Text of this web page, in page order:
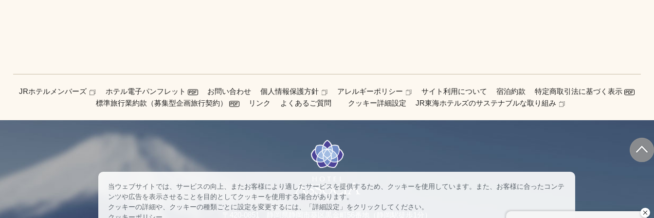
JRホテルメンバーズ ホテル電子パンフレット お問い合わせ 個人情報保護方針 アレルギーポリシー サイト利用について 宿泊約款
特定商取引法に基づく表示
標準旅行業約款（募集型企画旅行契約）
リンク よくあるご質問 クッキー詳細設定 JR東海ホテルズのサステナブルな取り組み
当ウェブサイトでは、サービスの向上、またお客様により適したサービスを提供するため、クッキーを使用しています。また、お客様に合ったコンテ
ンツや広告を表示させることを目的としてクッキーを使用する場合があります。
クッキーの詳細や、クッキーの種類ごとに設定を変更するには、「詳細設定」をクリックしてください。